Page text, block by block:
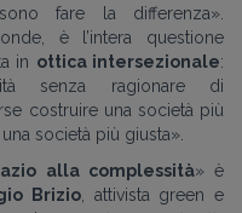
fare la differenza».
è l’intera questione
in ottica intersezionale:
senza ragionare di
costruire una società più
società più giusta».
alla complessità» è
Brizio , attivista green e